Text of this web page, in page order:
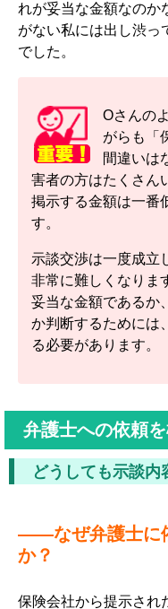
れが妥当な金額なのか
がない私には出し渋っ
でした。
Oさんの
がらも「
間違いは
害者の方はたくさん
掲示する金額は一番
す。
示談交渉は一度成立
非常に難しくなりま
妥当な金額であるか
か判断するためには
る必要があります。
弁護士への依頼
どうしても示談
――なぜ弁護士に
か？
保険会社から提示され